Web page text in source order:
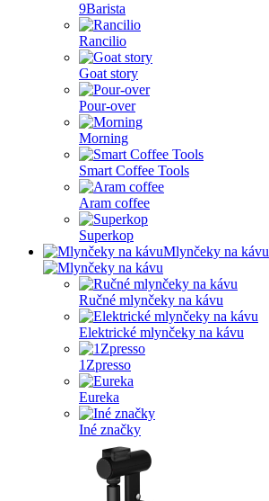
9Barista
Rancilio
Goat story
Pour-over
Morning
Smart Coffee Tools
Aram coffee
Superkop
Mlynčeky na kávu
Ručné mlynčeky na kávu
Elektrické mlynčeky na kávu
1Zpresso
Eureka
Iné značky